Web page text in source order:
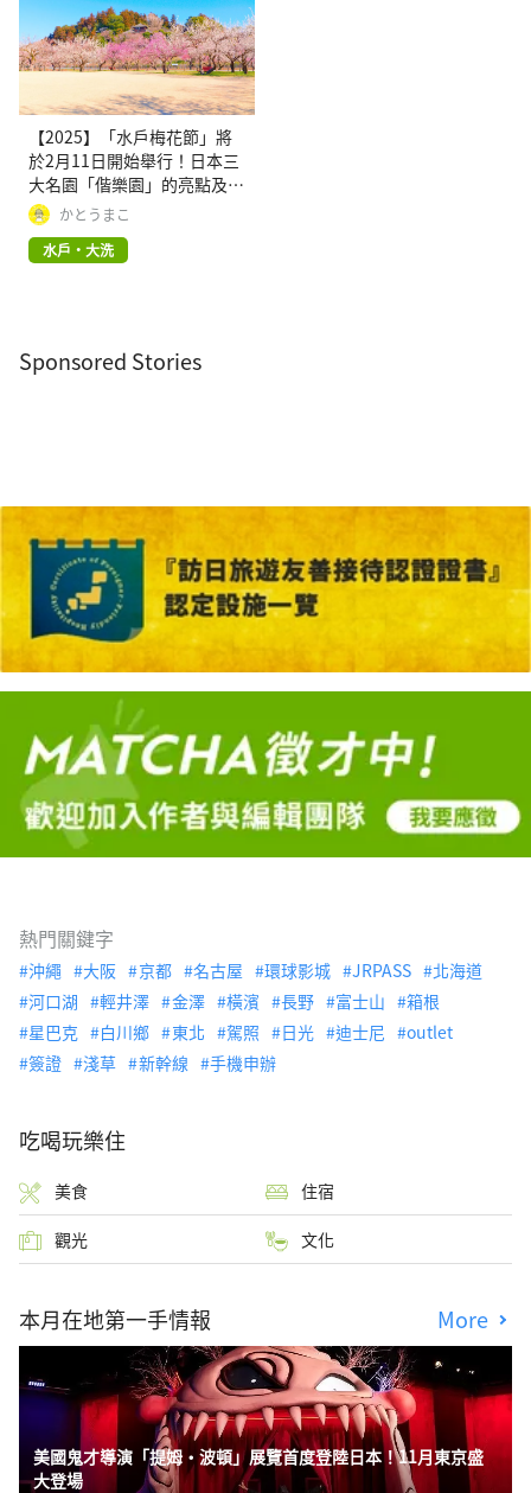
【2025】「水戶梅花節」將
於2月11日開始舉行！日本三
大名園「偕樂園」的亮點及交
通指南かとうまこ
水戶・大洗
Sponsored Stories
熱門關鍵字
沖繩 大阪 京都 名古屋 環球影城 JRPASS
北海道
河口湖
輕井澤 金澤 橫濱 長野 富士山
箱根
星巴克
白川鄉 東北 駕照 日光 迪士尼
outlet
簽證
淺草 新幹線 手機申辦
吃喝玩樂住
美食 住宿
觀光 文化
本月在地第一手情報 More
美國鬼才導演「提姆・波頓」展覽首度登陸日本！11月東京盛
大登場